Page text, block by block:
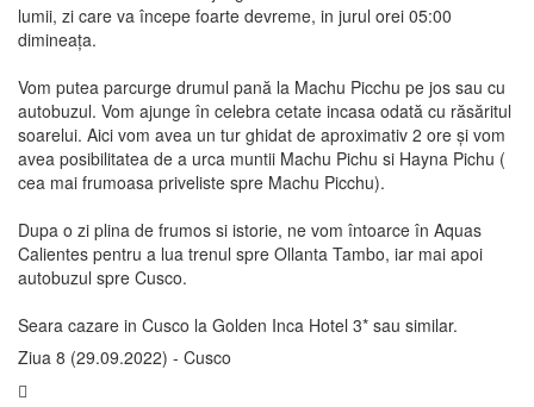
lumii, zi care va începe foarte devreme, in jurul orei 05:00
dimineața.
Vom putea parcurge drumul pană la Machu Picchu pe jos sau cu
autobuzul. Vom ajunge în celebra cetate incasa odată cu răsăritul
soarelui. Aici vom avea un tur ghidat de aproximativ 2 ore și vom
avea posibilitatea de a urca muntii Machu Pichu si Hayna Pichu (
cea mai frumoasa priveliste spre Machu Picchu).
Dupa o zi plina de frumos si istorie, ne vom întoarce în Aquas
Calientes pentru a lua trenul spre Ollanta Tambo, iar mai apoi
autobuzul spre Cusco.
Seara cazare in Cusco la Golden Inca Hotel 3* sau similar.
Ziua 8 (29.09.2022) - Cusco